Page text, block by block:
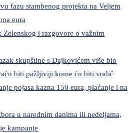
fazu stambenog projekta na Veljem
eura
Zelenskog i razgovore o važnim
skupštine s Dajkovićem više bio
biti pažljiviji kome ću biti vodič
pojasa kazna 150 eura, plaćanje i na
u narednim danima ili nedeljama,
kampanje